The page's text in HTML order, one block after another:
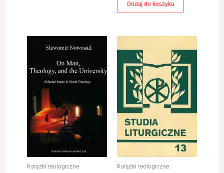
Dodaj do koszyka
Książki teologiczne Książki teologiczne